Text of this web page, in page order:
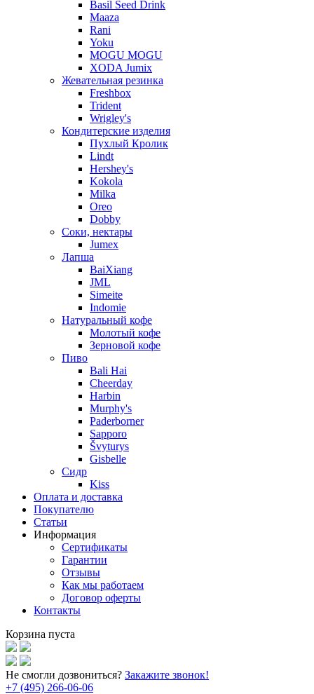
Basil Seed Drink
Maaza
Rani
Yoku
MOGU MOGU
XODA Jumix
Жевательная резинка
Freshbox
Trident
Wrigley's
Кондитерские изделия
Пухлый Кролик
Lindt
Hershey's
Kokola
Milka
Oreo
Dobby
Соки, нектары
Jumex
Лапша
BaiXiang
JML
Simeite
Indomie
Натуральный кофе
Молотый кофе
Зерновой кофе
Пиво
Bali Hai
Cheerday
Harbin
Murphy's
Paderborner
Sapporo
Švyturys
Gisbelle
Сидр
Kiss
Оплата и доставка
Покупателю
Статьи
Информация
Сертификаты
Гарантии
Отзывы
Как мы работаем
Договор оферты
Контакты
Корзина пуста
Не смогли дозвониться? Закажите звонок!
+7 (495) 266-06-06